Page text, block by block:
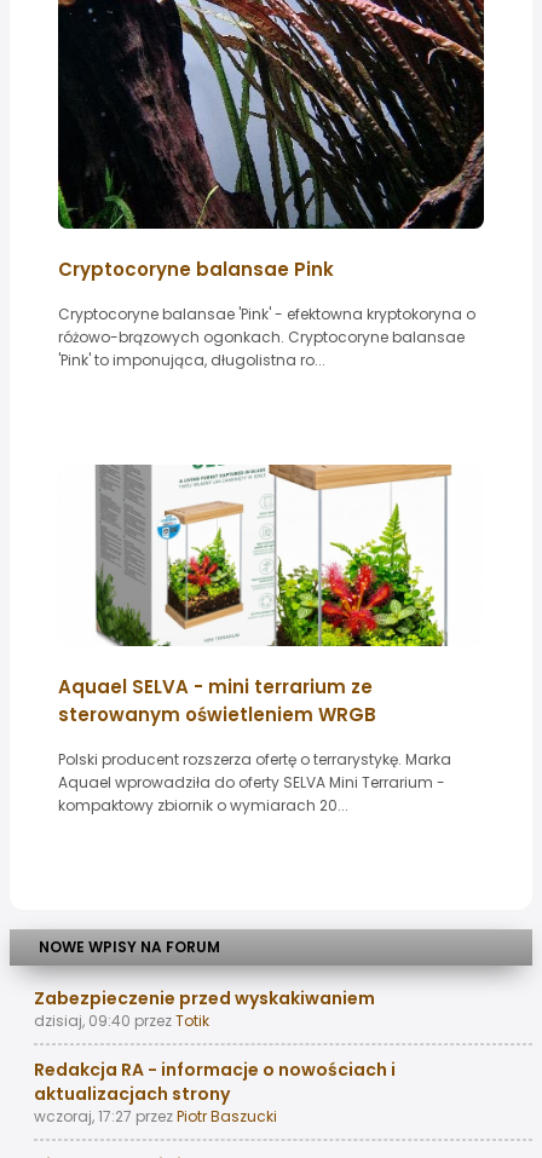
Cryptocoryne balansae Pink
Cryptocoryne balansae 'Pink' - efektowna kryptokoryna o
różowo-brązowych ogonkach. Cryptocoryne balansae
'Pink' to imponująca, długolistna ro...
Aquael SELVA - mini terrarium ze
sterowanym oświetleniem WRGB
Polski producent rozszerza ofertę o terrarystykę. Marka
Aquael wprowadziła do oferty SELVA Mini Terrarium -
kompaktowy zbiornik o wymiarach 20...
NOWE WPISY NA FORUM
Zabezpieczenie przed wyskakiwaniem
dzisiaj, 09:40 przezTotik
Redakcja RA - informacje o nowościach i
aktualizacjach strony
wczoraj, 17:27 przezPiotr Baszucki